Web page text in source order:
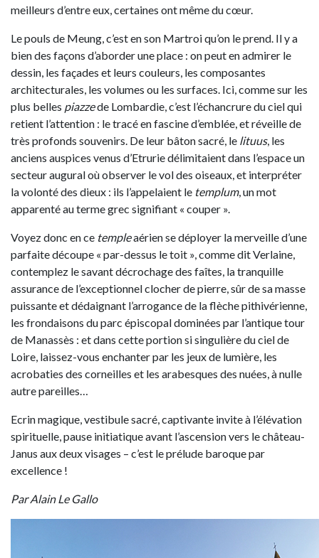
meilleurs d’entre eux, certaines ont même du cœur.
Le pouls de Meung, c’est en son Martroi qu’on le prend. Il y a
bien des façons d’aborder une place : on peut en admirer le
dessin, les façades et leurs couleurs, les composantes
architecturales, les volumes ou les surfaces. Ici, comme sur les
plus belles piazzede Lombardie, c’est l’échancrure du ciel qui
retient l’attention : le tracé en fascine d’emblée, et réveille de
très profonds souvenirs. De leur bâton sacré, le lituus, les
anciens auspices venus d’Etrurie délimitaient dans l’espace un
secteur augural où observer le vol des oiseaux, et interpréter
la volonté des dieux : ils l’appelaient le templum, un mot
apparenté au terme grec signifiant « couper ».
Voyez donc en ce templeaérien se déployer la merveille d’une
parfaite découpe « par-dessus le toit », comme dit Verlaine,
contemplez le savant décrochage des faîtes, la tranquille
assurance de l’exceptionnel clocher de pierre, sûr de sa masse
puissante et dédaignant l’arrogance de la flèche pithivérienne,
les frondaisons du parc épiscopal dominées par l’antique tour
de Manassès : et dans cette portion si singulière du ciel de
Loire, laissez-vous enchanter par les jeux de lumière, les
acrobaties des corneilles et les arabesques des nuées, à nulle
autre pareilles…
Ecrin magique, vestibule sacré, captivante invite à l’élévation
spirituelle, pause initiatique avant l’ascension vers le château-
Janus aux deux visages – c’est le prélude baroque par
excellence !
Par Alain Le Gallo